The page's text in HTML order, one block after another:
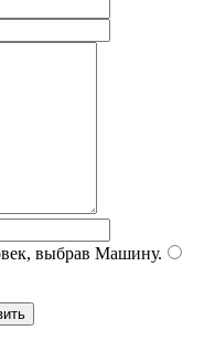
выбрав Машину.